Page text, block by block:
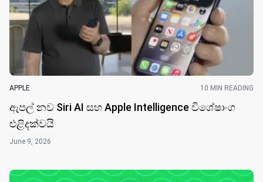
APPLE 10 MIN READING
ඇපල් නව Siri AI සහ Apple Intelligence විශේෂාංග
එළිදක්වයි
June 9, 2026